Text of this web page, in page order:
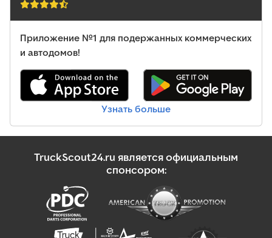
Приложение №1 для подержанных коммерческих
и автодомов!
Узнать больше
TruckScout24.ru является официальным
спонсором: